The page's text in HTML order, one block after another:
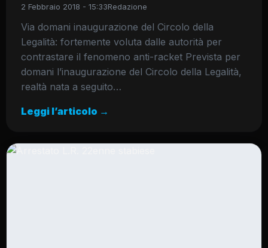
2 Febbraio 2018 - 15:33Redazione
Via domani inaugurazione del Circolo della
Legalità: fortemente voluta dalle autorità per
contrastare il fenomeno anti-racket Prevista per
domani l’inaugurazione del Circolo della Legalità,
realtà nata a seguito…
Leggi l’articolo →